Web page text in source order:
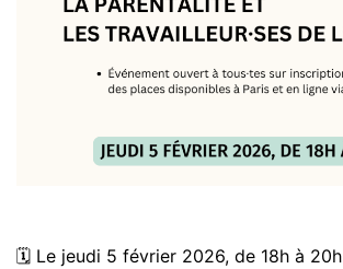
🗓️ Le jeudi 5 février 2026, de 18h à 20h